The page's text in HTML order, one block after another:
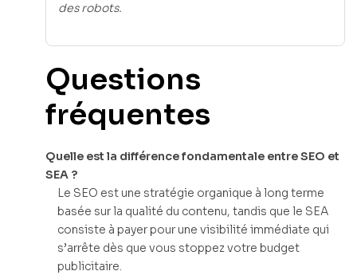
des robots.
Questions
fréquentes
Quelle est la différence fondamentale entre SEO et
SEA ?
Le SEO est une stratégie organique à long terme
basée sur la qualité du contenu, tandis que le SEA
consiste à payer pour une visibilité immédiate qui
s’arrête dès que vous stoppez votre budget
publicitaire.